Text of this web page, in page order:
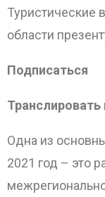
Туристические
области
Подписаться
Транслировать
Одна из
2021 год – это